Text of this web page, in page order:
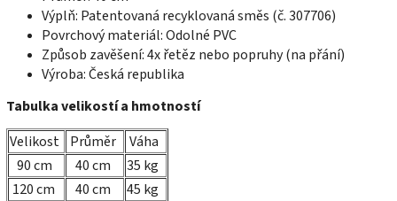
Výplň: Patentovaná recyklovaná směs (č. 307706)
Povrchový materiál: Odolné PVC
Způsob zavěšení: 4x řetěz nebo popruhy (na přání)
Výroba: Česká republika
Tabulka velikostí a hmotností
Velikost Průměr
Váha
90 cm
40 cm
35 kg
120 cm
40 cm
45 kg